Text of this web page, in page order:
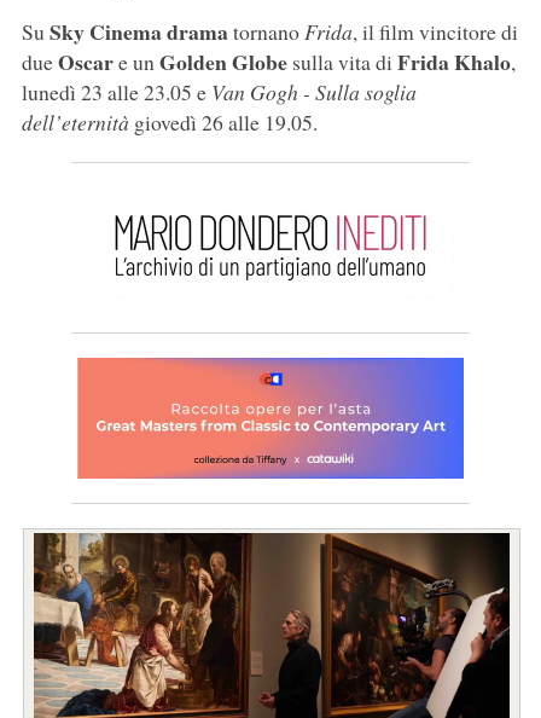
SuSky Cinema dramatornanoFrida, il film vincitore di
dueOscare unGolden Globesulla vita di Frida Khalo,
lunedì 23 alle 23.05 e Van Gogh - Sulla soglia
dell’eternità giovedì 26 alle 19.05.